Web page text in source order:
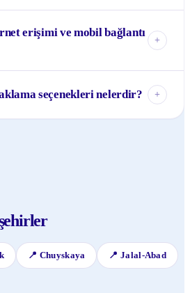
ve özel araç kiralama da yaygındır.
bölgelere gitmek için genellikle yerel
erişimi ve mobil bağlantı
+
iyi durumdadır. Ancak daha kırsal
bağlantı zayıflayabilir veya tamamen
seçenekleri nelerdir? +
📍 Chuyskaya 📍Jalal-Abad